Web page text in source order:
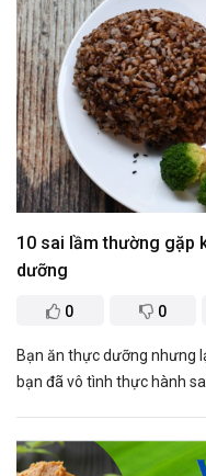
10 sai lầm thường gặp
dưỡng
0 0
Bạn ăn thực dưỡng nhưng
bạn đã vô tình thực hành